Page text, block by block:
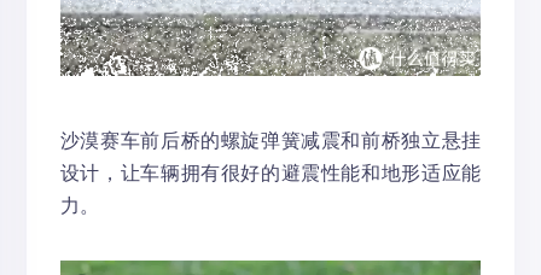
沙漠赛车前后桥的螺旋弹簧减震和前桥独立悬挂
设计，让车辆拥有很好的避震性能和地形适应能
力。